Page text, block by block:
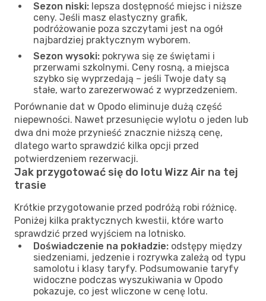
Sezon niski: lepsza dostępność miejsc i niższe
ceny. Jeśli masz elastyczny grafik,
podróżowanie poza szczytami jest na ogół
najbardziej praktycznym wyborem.
Sezon wysoki: pokrywa się ze świętami i
przerwami szkolnymi. Ceny rosną, a miejsca
szybko się wyprzedają – jeśli Twoje daty są
stałe, warto zarezerwować z wyprzedzeniem.
Porównanie dat w Opodo eliminuje dużą część
niepewności. Nawet przesunięcie wylotu o jeden lub
dwa dni może przynieść znacznie niższą cenę,
dlatego warto sprawdzić kilka opcji przed
potwierdzeniem rezerwacji.
Jak przygotować się do lotu Wizz Air na tej
trasie
Krótkie przygotowanie przed podróżą robi różnicę.
Poniżej kilka praktycznych kwestii, które warto
sprawdzić przed wyjściem na lotnisko.
Doświadczenie na pokładzie: odstępy między
siedzeniami, jedzenie i rozrywka zależą od typu
samolotu i klasy taryfy. Podsumowanie taryfy
widoczne podczas wyszukiwania w Opodo
pokazuje, co jest wliczone w cenę lotu.